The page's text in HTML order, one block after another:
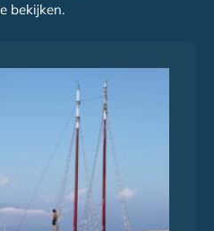
bekijken.